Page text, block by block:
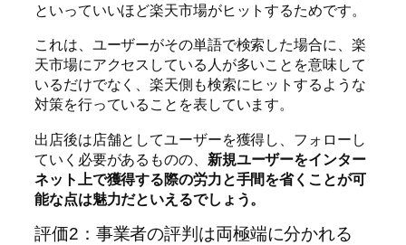
といっていいほど楽天市場がヒットするためです。
これは、ユーザーがその単語で検索した場合に、楽
天市場にアクセスしている人が多いことを意味して
いるだけでなく、楽天側も検索にヒットするような
対策を行っていることを表しています。
出店後は店舗としてユーザーを獲得し、フォローし
ていく必要があるものの、 新規ユーザーをインター
ネット上で獲得する際の労力と手間を省くことが可
能な点は魅力だといえるでしょう。
評価2：事業者の評判は両極端に分かれる